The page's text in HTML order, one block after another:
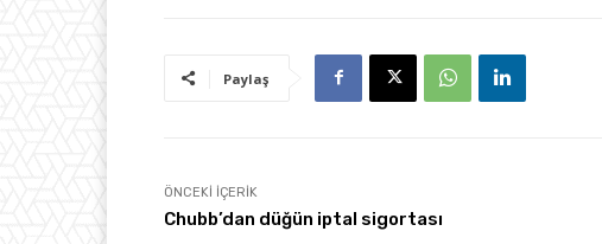
Paylaş
ÖNCEKI İÇERIK
Chubb’dan düğün iptal sigortası